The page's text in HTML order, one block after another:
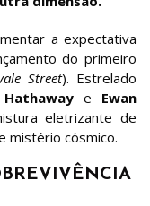
a expectativa
do primeiro
Street). Estrelado
e Ewan
eletrizante de
mistério cósmico.